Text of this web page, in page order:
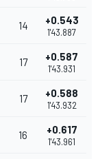
14 +0.543
1'43.887
17 +0.587
1'43.931
17 +0.588
1'43.932
16 +0.617
1'43.961